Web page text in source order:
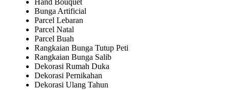
Hand Bouquet
Bunga Artificial
Parcel Lebaran
Parcel Natal
Parcel Buah
Rangkaian Bunga Tutup Peti
Rangkaian Bunga Salib
Dekorasi Rumah Duka
Dekorasi Pernikahan
Dekorasi Ulang Tahun